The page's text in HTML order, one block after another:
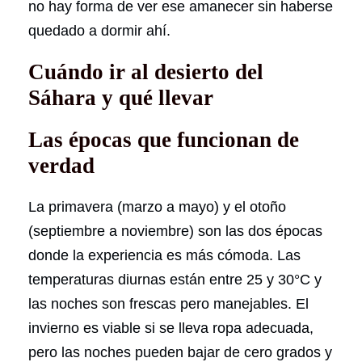
no hay forma de ver ese amanecer sin haberse
quedado a dormir ahí.
Cuándo ir al desierto del
Sáhara y qué llevar
Las épocas que funcionan de
verdad
La primavera (marzo a mayo) y el otoño
(septiembre a noviembre) son las dos épocas
donde la experiencia es más cómoda. Las
temperaturas diurnas están entre 25 y 30°C y
las noches son frescas pero manejables. El
invierno es viable si se lleva ropa adecuada,
pero las noches pueden bajar de cero grados y